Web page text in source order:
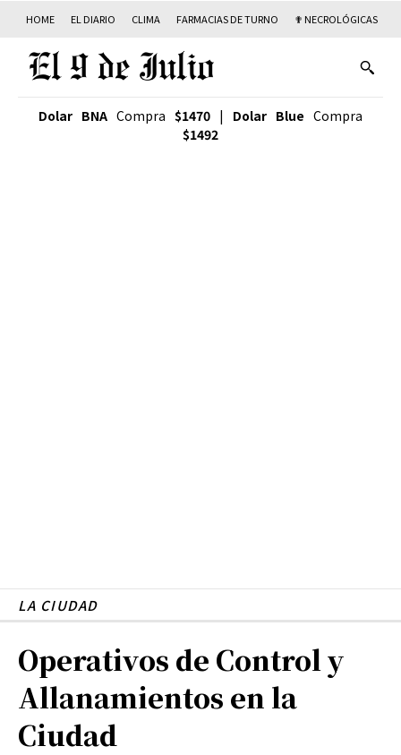
HOME EL DIARIO CLIMA FARMACIAS DE TURNO ✟ NECROLÓGICAS
Dolar BNA Compra $1470 | Dolar Blue Compra
$1492
LA CIUDAD
Operativos de Control y
Allanamientos en la
Ciudad